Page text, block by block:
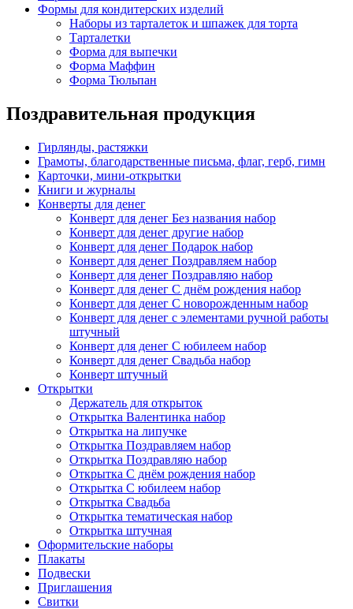
Формы для кондитерских изделий
Наборы из тарталеток и шпажек для торта
Тарталетки
Форма для выпечки
Форма Маффин
Форма Тюльпан
Поздравительная продукция
Гирлянды, растяжки
Грамоты, благодарственные письма, флаг, герб, гимн
Карточки, мини-открытки
Книги и журналы
Конверты для денег
Конверт для денег Без названия набор
Конверт для денег другие набор
Конверт для денег Подарок набор
Конверт для денег Поздравляем набор
Конверт для денег Поздравляю набор
Конверт для денег С днём рождения набор
Конверт для денег С новорожденным набор
Конверт для денег с элементами ручной работы
штучный
Конверт для денег С юбилеем набор
Конверт для денег Свадьба набор
Конверт штучный
Открытки
Держатель для открыток
Открытка Валентинка набор
Открытка на липучке
Открытка Поздравляем набор
Открытка Поздравляю набор
Открытка С днём рождения набор
Открытка С юбилеем набор
Открытка Свадьба
Открытка тематическая набор
Открытка штучная
Оформительские наборы
Плакаты
Подвески
Приглашения
Свитки